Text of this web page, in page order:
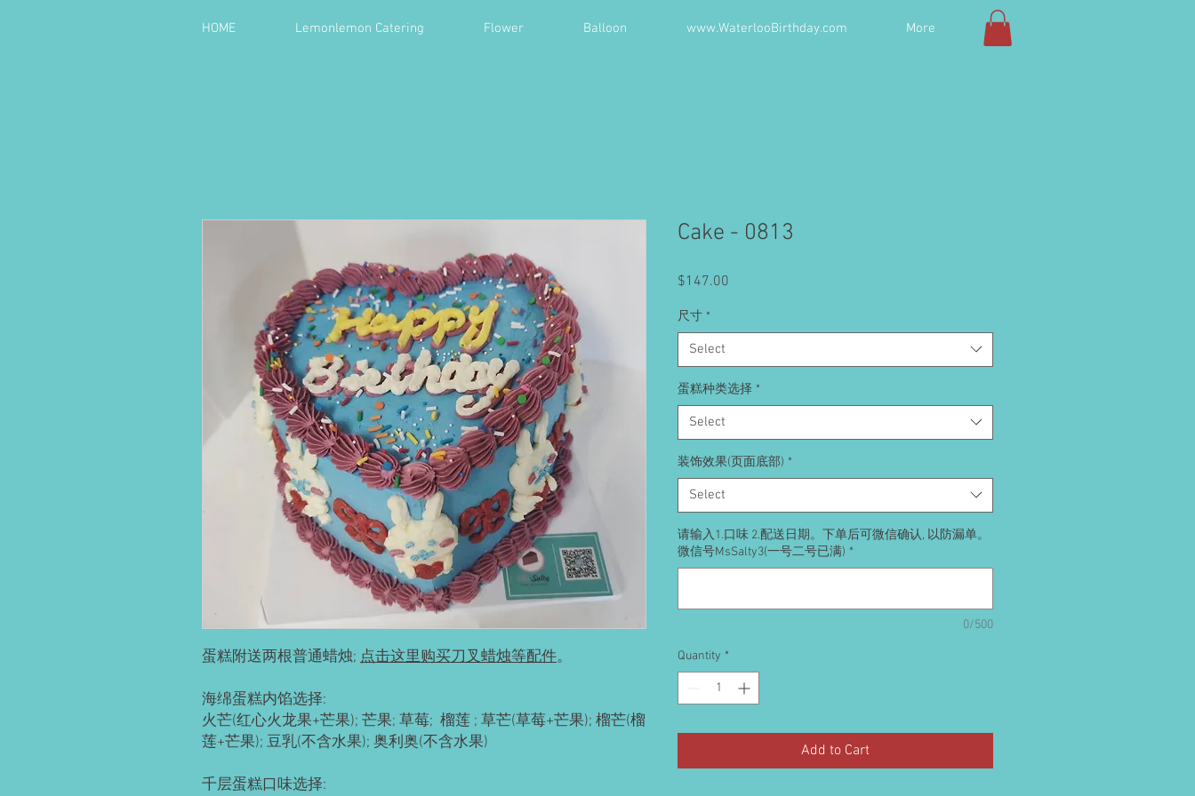
HOME Lemonlemon Catering Flower Balloon www.WaterlooBirthday.com More
蛋糕附送两根普通蜡烛; 点击这里购买刀叉蜡烛等配件。
海绵蛋糕内馅选择:
火芒(红心火龙果+芒果); 芒果; 草莓; 榴莲 ; 草芒(草莓+芒果); 榴芒(榴
莲+芒果); 豆乳(不含水果); 奥利奥(不含水果)
千层蛋糕口味选择:
Cake - 0813
$147.00
尺寸 *
Select
蛋糕种类选择 *
Select
装饰效果(页面底部) *
Select
请输入1.口味 2.配送日期。下单后可微信确认, 以防漏单。
微信号MsSalty3(一号二号已满) *
0/500
Quantity *
Add to Cart